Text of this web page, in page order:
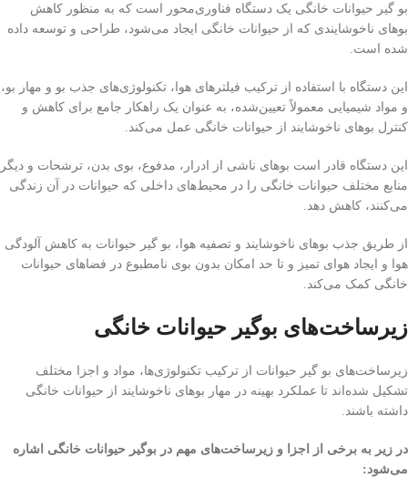
بو گیر حیوانات خانگی یک دستگاه فناوری‌محور است که به منظور کاهش
بوهای ناخوشایندی که از حیوانات خانگی ایجاد می‌شود، طراحی و توسعه داده
شده است.
این دستگاه با استفاده از ترکیب فیلترهای هوا، تکنولوژی‌های جذب بو و مهار بو،
و مواد شیمیایی معمولاً تعیین‌شده، به عنوان یک راهکار جامع برای کاهش و
کنترل بوهای ناخوشایند از حیوانات خانگی عمل می‌کند.
این دستگاه قادر است بوهای ناشی از ادرار، مدفوع، بوی بدن، ترشحات و دیگر
منابع مختلف حیوانات خانگی را در محیط‌های داخلی که حیوانات در آن زندگی
می‌کنند، کاهش دهد.
از طریق جذب بوهای ناخوشایند و تصفیه هوا، بو گیر حیوانات به کاهش آلودگی
هوا و ایجاد هوای تمیز و تا حد امکان بدون بوی نامطبوع در فضاهای حیوانات
خانگی کمک می‌کند.
زیرساخت‌های بوگیر حیوانات خانگی
زیرساخت‌های بو گیر حیوانات از ترکیب تکنولوژی‌ها، مواد و اجزا مختلف
تشکیل شده‌اند تا عملکرد بهینه در مهار بوهای ناخوشایند از حیوانات خانگی
داشته باشند.
در زیر به برخی از اجزا و زیرساخت‌های مهم در بوگیر حیوانات خانگی اشاره
می‌شود: